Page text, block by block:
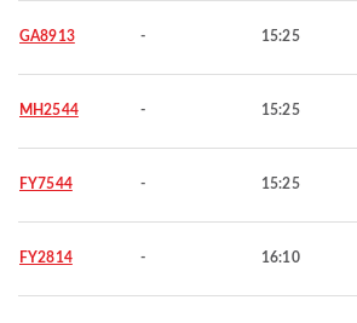
GA8913 - 15:25
MH2544 - 15:25
FY7544 - 15:25
FY2814 - 16:10